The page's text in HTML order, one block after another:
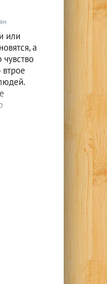
или
а